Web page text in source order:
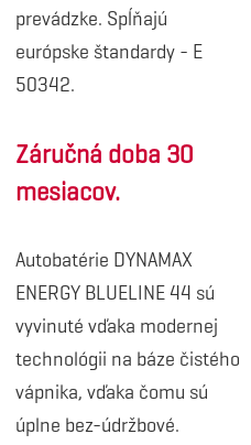
prevádzke. Spĺňajú
európske štandardy - E
50342.
Záručná doba 30
mesiacov.
Autobatérie DYNAMAX
ENERGY BLUELINE 44 sú
vyvinuté vďaka modernej
technológii na báze čistého
vápnika, vďaka čomu sú
úplne bez-údržbové.